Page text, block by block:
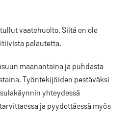
vaatehuolto. Siitä en ole
palautetta.
maanantaina ja puhdasta
Työntekijöiden pestäväksi
yhteydessä
ja pyydettäessä myös